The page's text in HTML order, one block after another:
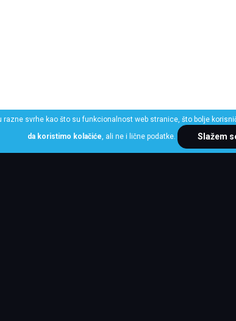
svrhe kao što su funkcionalnost web stranice, što bolje
da koristimo kolačiće , ali ne i lične podatke. Slažem